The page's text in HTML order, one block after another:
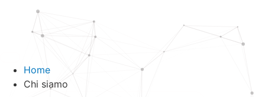
contenuto
Home
Chi siamo